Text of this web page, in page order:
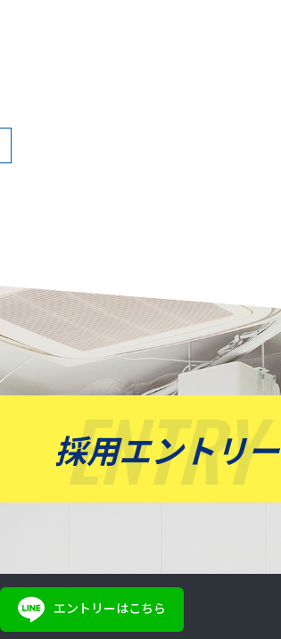
ENTRY
採用エントリー
エントリーはこちら